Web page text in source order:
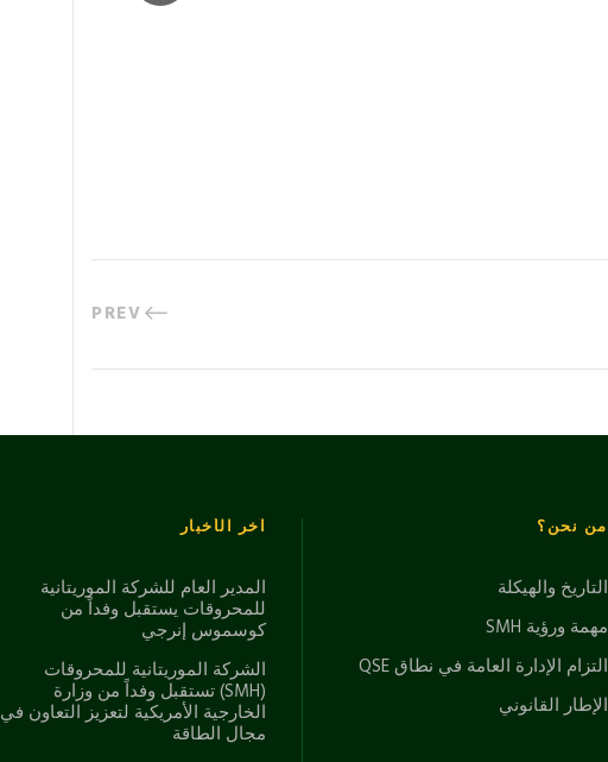
PREV
من نحن؟
التاريخ والهيكلة
مهمة ورؤية SMH
التزام الإدارة العامة في نطاق QSE
الإطار القانوني
آخر الأخبار
المدير العام للشركة الموريتانية
للمحروقات يستقبل وفداً من
كوسموس إنرجي
الشركة الموريتانية للمحروقات
(SMH) تستقبل وفداً من وزارة
الخارجية الأمريكية لتعزيز التعاون في
مجال الطاقة